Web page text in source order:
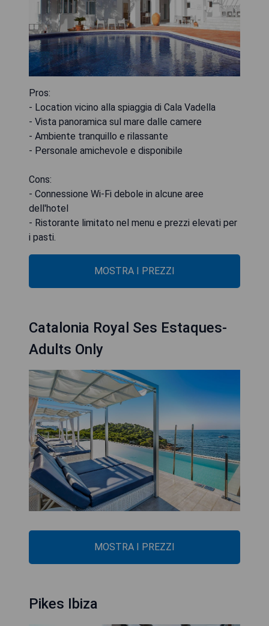
Pros:
- Location vicino alla spiaggia di Cala Vadella
- Vista panoramica sul mare dalle camere
- Ambiente tranquillo e rilassante
- Personale amichevole e disponibile
Cons:
- Connessione Wi-Fi debole in alcune aree
dell'hotel
- Ristorante limitato nel menu e prezzi elevati per
i pasti.
MOSTRA I PREZZI
Catalonia Royal Ses Estaques-
Adults Only
MOSTRA I PREZZI
Pikes Ibiza